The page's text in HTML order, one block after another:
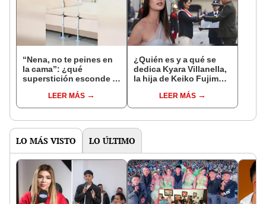
“Nena, no te peines en
la cama”: ¿qué
superstición esconde la
Enanitos Verdes?
LEER MÁS
¿Quién es y a qué se
dedica Kyara Villanella,
la hija de Keiko Fujimori
nivel nacional?
LEER MÁS
LO MÁS VISTO LO ÚLTIMO